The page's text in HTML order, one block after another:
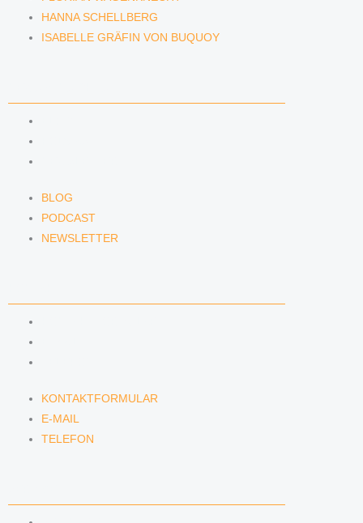
HANNA SCHELLBERG
ISABELLE GRÄFIN VON BUQUOY
BLOG
PODCAST
NEWSLETTER
KONTAKTFORMULAR
E-MAIL
TELEFON